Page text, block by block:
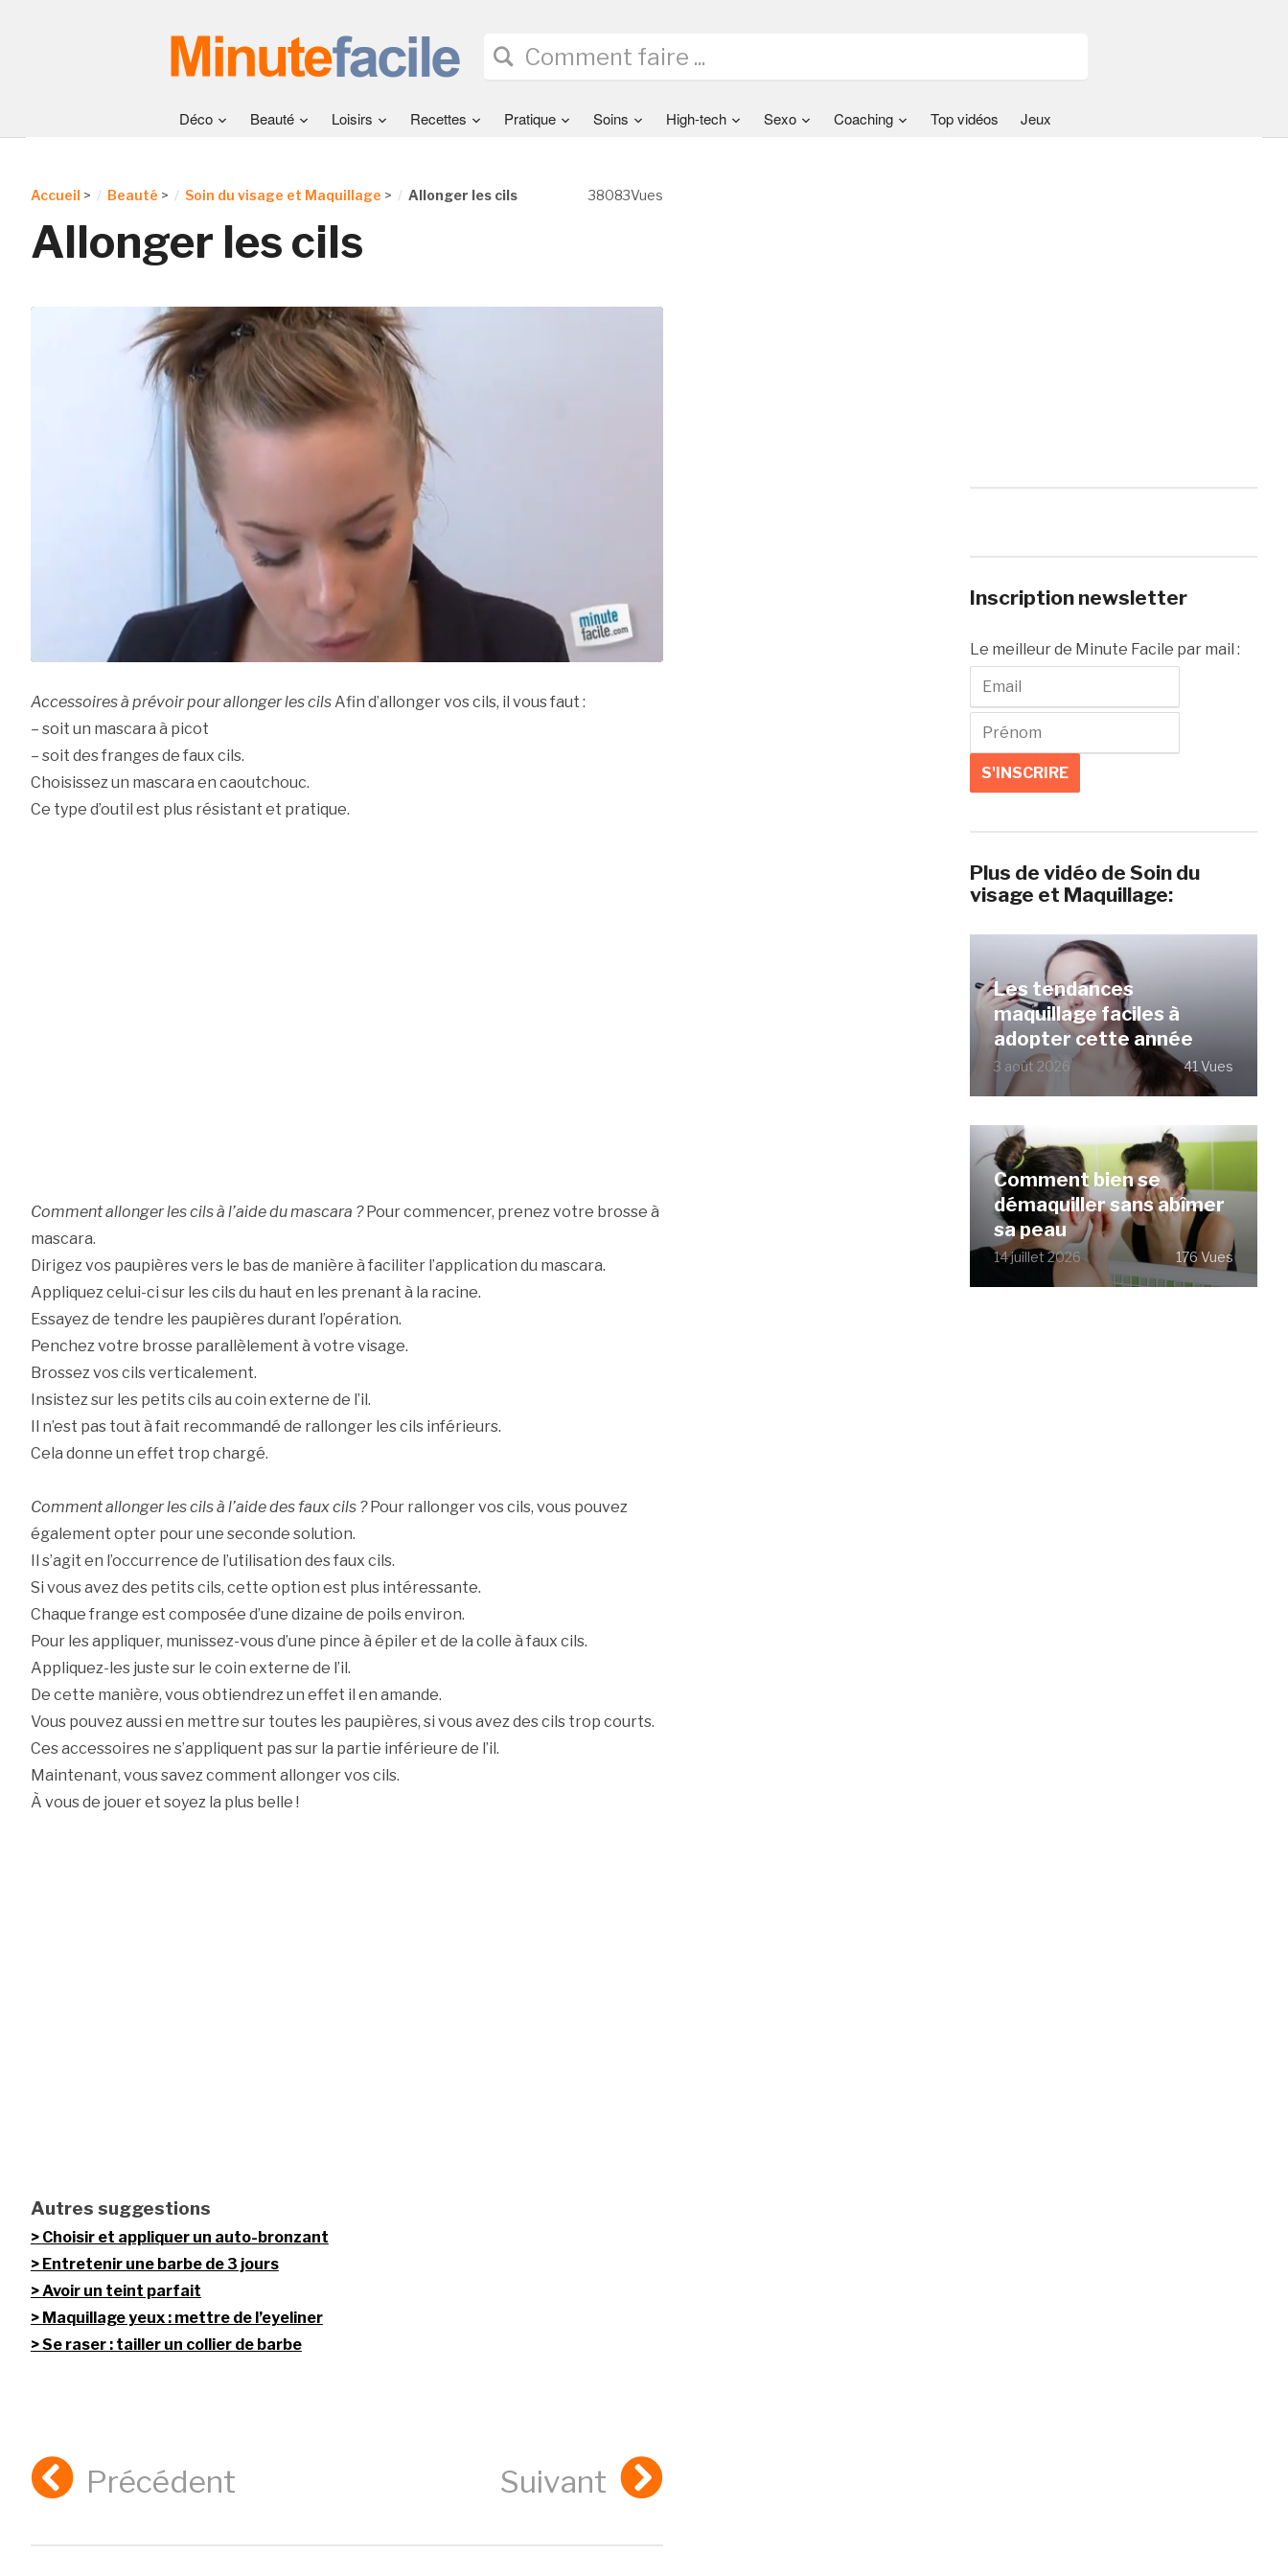
Déco Beauté Loisirs Recettes Pratique Soins High-tech Sexo Coaching Top vidéos Jeux
38083Vues
Accueil > Beauté > Soin du visage et Maquillage > Allonger les cils
Allonger les cils
Accessoires à prévoir pour allonger les cilsAfin d’allonger vos cils, il vous faut :
– soit un mascara à picot
– soit des franges de faux cils.
Choisissez un mascara en caoutchouc.
Ce type d’outil est plus résistant et pratique.
Comment allonger les cils à l’aide du mascara ? Pour commencer, prenez votre brosse à
mascara.
Dirigez vos paupières vers le bas de manière à faciliter l’application du mascara.
Appliquez celui-ci sur les cils du haut en les prenant à la racine.
Essayez de tendre les paupières durant l’opération.
Penchez votre brosse parallèlement à votre visage.
Brossez vos cils verticalement.
Insistez sur les petits cils au coin externe de l’il.
Il n’est pas tout à fait recommandé de rallonger les cils inférieurs.
Cela donne un effet trop chargé.
Comment allonger les cils à l’aide des faux cils ?Pour rallonger vos cils, vous pouvez
également opter pour une seconde solution.
Il s’agit en l’occurrence de l’utilisation des faux cils.
Si vous avez des petits cils, cette option est plus intéressante.
Chaque frange est composée d’une dizaine de poils environ.
Pour les appliquer, munissez-vous d’une pince à épiler et de la colle à faux cils.
Appliquez-les juste sur le coin externe de l’il.
De cette manière, vous obtiendrez un effet il en amande.
Vous pouvez aussi en mettre sur toutes les paupières, si vous avez des cils trop courts.
Ces accessoires ne s’appliquent pas sur la partie inférieure de l’il.
Maintenant, vous savez comment allonger vos cils.
À vous de jouer et soyez la plus belle !
Autres suggestions
Choisir et appliquer un auto-bronzant
Entretenir une barbe de 3 jours
Avoir un teint parfait
Maquillage yeux : mettre de l’eyeliner
Se raser : tailler un collier de barbe
Précédent Suivant
Inscription newsletter
Le meilleur de Minute Facile par mail :
Plus de vidéo de Soin du
visage et Maquillage:
Les tendances
maquillage faciles à
adopter cette année
3 août 2026 41 Vues
Comment bien se
démaquiller sans abîmer
sa peau
14 juillet 2026 176 Vues